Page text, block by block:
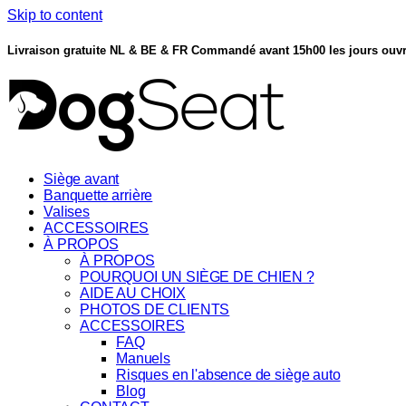
Skip to content
Livraison gratuite NL & BE & FR Commandé avant 15h00 les jours
Siège avant
Banquette arrière
Valises
ACCESSOIRES
À PROPOS
À PROPOS
POURQUOI UN SIÈGE DE CHIEN ?
AIDE AU CHOIX
PHOTOS DE CLIENTS
ACCESSOIRES
FAQ
Manuels
Risques en l'absence de siège auto
Blog